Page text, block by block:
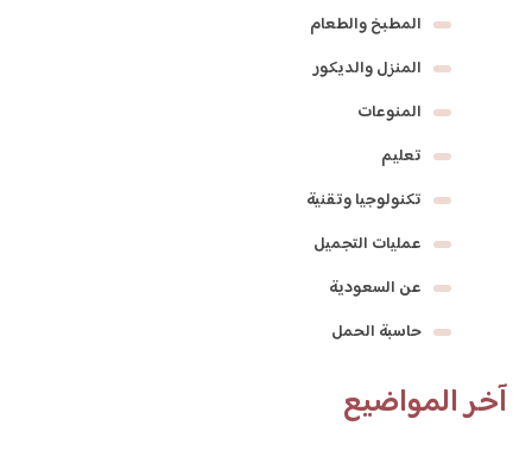
المطبخ والطعام
المنزل والديكور
المنوعات
تعليم
تكنولوجيا وتقنية
عمليات التجميل
عن السعودية
حاسبة الحمل
آخر المواضيع